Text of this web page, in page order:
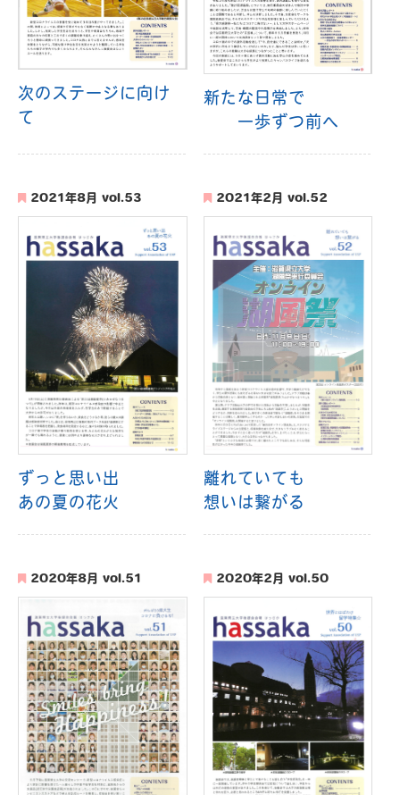
次のステージに向け
て
新たな日常で
一歩ずつ前へ
2021年8月 vol.53
ずっと思い出
あの夏の花火
2021年2月 vol.52
離れていても
想いは繋がる
2020年8月 vol.51 2020年2月 vol.50